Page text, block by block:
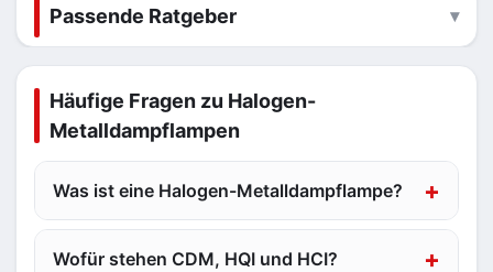
Passende Ratgeber
Häufige Fragen zu Halogen-
Metalldampflampen
Was ist eine Halogen-Metalldampflampe?
Wofür stehen CDM, HQI und HCI?